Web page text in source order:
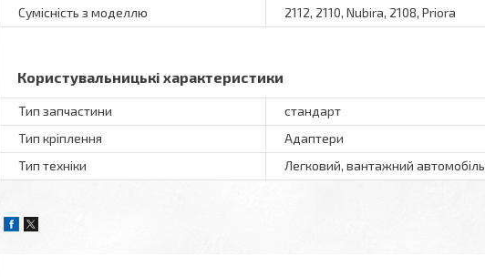
Сумісність з моделлю
2112, 2110, Nubira, 2108, Priora
Користувальницькі характеристики
Тип запчастини
стандарт
Тип кріплення
Адаптери
Тип техніки
Легковий, вантажний автомобіль